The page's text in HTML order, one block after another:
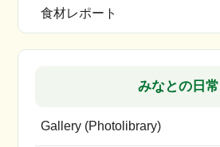
食材レポート
みなとの日常
Gallery (Photolibrary)